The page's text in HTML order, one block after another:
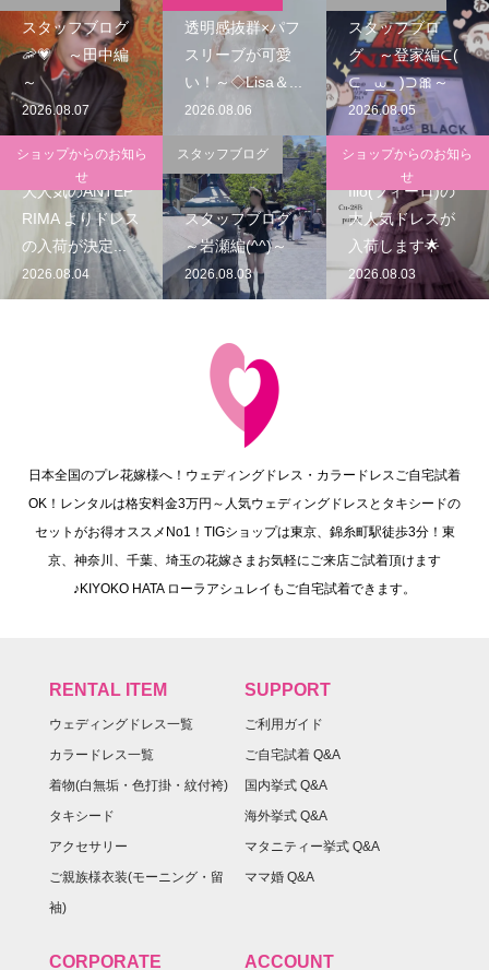
スタッフブログ
🦐💗 ～田中編
～
2026.08.07
透明感抜群×パフ
スリーブが可愛
い！～◇Lisa＆...
2026.08.06
スタッフブロ
グ ～登家編⊂(
⊂ _⩊_ )⊃🎀～
2026.08.05
大人気のANTEP
RIMA よりドレス
の入荷が決定...
2026.08.04
ショップからのお知ら
せ
スタッフブログ
～岩瀬編(^^)～
2026.08.03
スタッフブログ
filo(フィーロ)の
大人気ドレスが
入荷します🌟
2026.08.03
ショップからのお知ら
せ
日本全国のプレ花嫁様へ！ウェディングドレス・カラードレスご自宅試着
OK！レンタルは格安料金3万円～人気ウェディングドレスとタキシードの
セットがお得オススメNo1！TIGショップは東京、錦糸町駅徒歩3分！東
京、神奈川、千葉、埼玉の花嫁さまお気軽にご来店ご試着頂けます
♪KIYOKO HATA ローラアシュレイもご自宅試着できます。
RENTAL ITEM
ウェディングドレス一覧
カラードレス一覧
着物(白無垢・色打掛・紋付袴)
タキシード
アクセサリー
ご親族様衣装(モーニング・留
袖)
SUPPORT
ご利用ガイド
ご自宅試着 Q&A
国内挙式 Q&A
海外挙式 Q&A
マタニティー挙式 Q&A
ママ婚 Q&A
CORPORATE ACCOUNT